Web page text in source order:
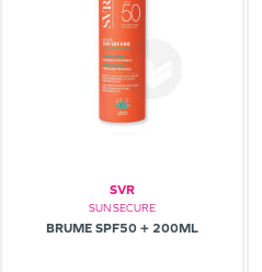
SVR
SUN SECURE
BRUME SPF50 + 200ML